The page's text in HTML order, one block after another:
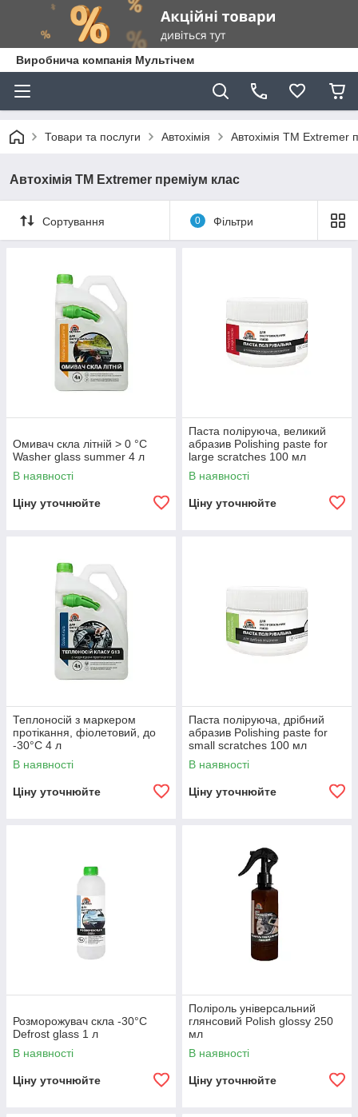
Виробнича компанія Мультічем
Товари та послуги Автохімія Автохімія ТМ Extremer
Автохімія ТМ Extremer преміум клас
Сортування 0 Фільтри
Омивач скла літній > 0 °С
Washer glass summer 4 л
В наявності
Ціну уточнюйте
Паста поліруюча, великий
абразив Polishing paste for
large scratches 100 мл
В наявності
Ціну уточнюйте
Теплоносій з маркером
протікання, фіолетовий, до
-30°С 4 л
В наявності
Ціну уточнюйте
Паста поліруюча, дрібний
абразив Polishing paste for
small scratches 100 мл
В наявності
Ціну уточнюйте
Розморожувач скла -30°С
Defrost glass 1 л
В наявності
Ціну уточнюйте
Поліроль універсальний
глянсовий Polish glossy 250
мл
В наявності
Ціну уточнюйте